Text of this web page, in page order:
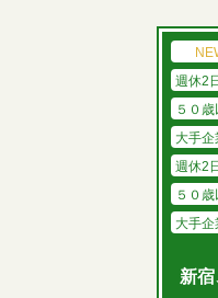
週休2
５０
大手
週休2
５０
大手
新